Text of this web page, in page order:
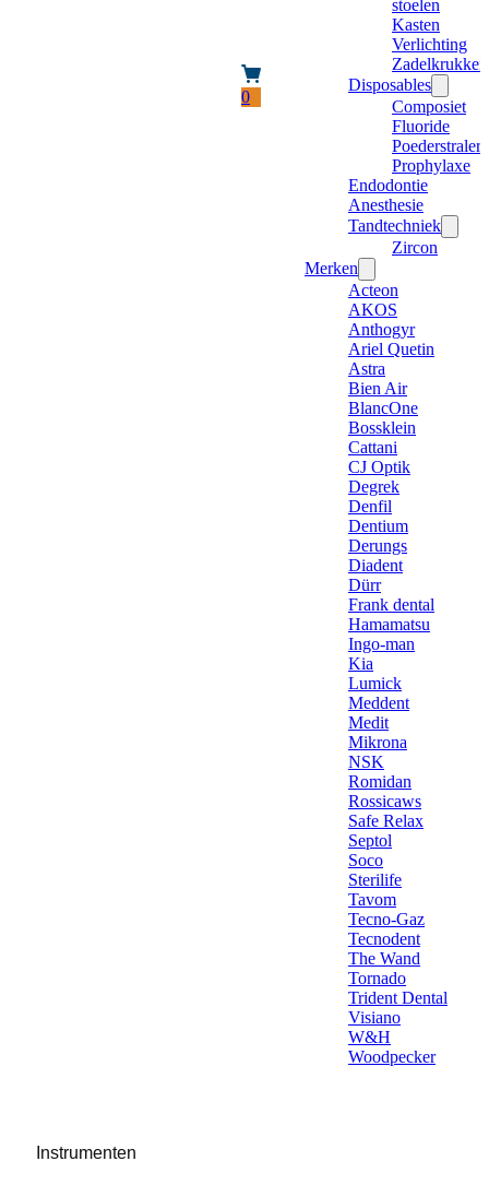
0
stoelen
Kasten
Verlichting
Zadelkrukken
Disposables
Composiet
Fluoride
Poederstraler
Prophylaxe
Endodontie
Anesthesie
Tandtechniek
Zircon
Merken
Acteon
AKOS
Anthogyr
Ariel Quetin
Astra
Bien Air
BlancOne
Bossklein
Cattani
CJ Optik
Degrek
Denfil
Dentium
Derungs
Diadent
Dürr
Frank dental
Hamamatsu
Ingo-man
Kia
Lumick
Meddent
Medit
Mikrona
NSK
Romidan
Rossicaws
Safe Relax
Septol
Soco
Sterilife
Tavom
Tecno-Gaz
Tecnodent
The Wand
Tornado
Trident Dental
Visiano
W&H
Woodpecker
Instrumenten